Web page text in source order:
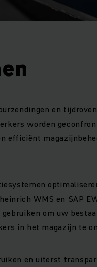
en
worden
efficiënt
WMS en SAP
om uw
in het magazijn te
en uiterst